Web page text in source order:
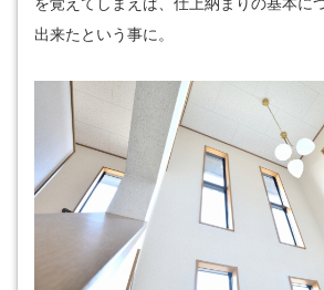
出来たという事に。